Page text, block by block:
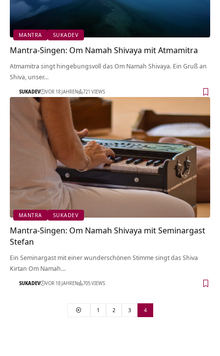
MANTRA SUKADEV
Mantra-Singen: Om Namah Shivaya mit Atmamitra
Atmamitra singt hingebungsvoll das Om Namah Shivaya. Ein Gruß an
Shiva, unser…
SUKADEV VOR 18 JAHREN 721 VIEWS
MANTRA SUKADEV
Mantra-Singen: Om Namah Shivaya mit Seminargast
Stefan
Ein Seminargast mit einer wunderschönen Stimme singt das Shiva
Kirtan Om Namah…
SUKADEV VOR 18 JAHREN 705 VIEWS
1 2 3 4